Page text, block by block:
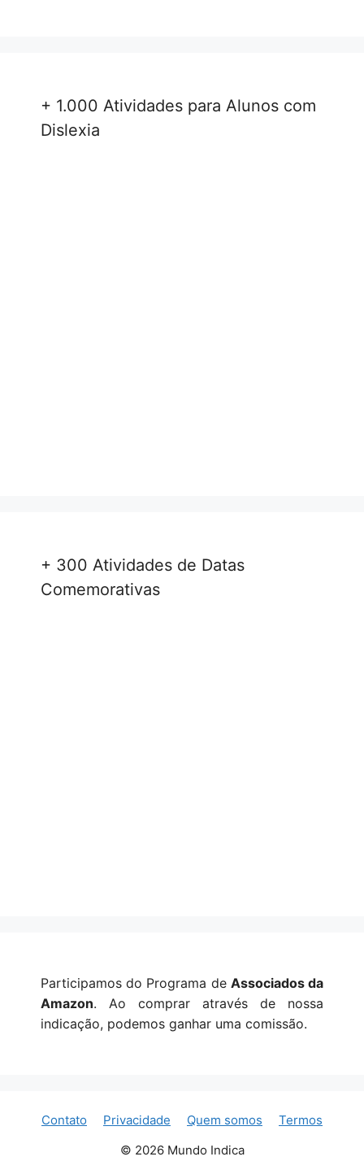
+ 1.000 Atividades para Alunos com
Dislexia
+ 300 Atividades de Datas
Comemorativas
Participamos do Programa de Associados da
Amazon. Ao comprar através de nossa
indicação, podemos ganhar uma comissão.
Contato Privacidade Quem somos Termos